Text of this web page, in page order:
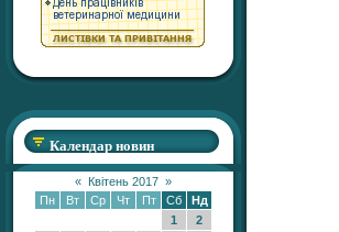
Календар новин
« Квітень 2017 »
Пн
Вт Ср Чт Пт Сб
Нд
1
2